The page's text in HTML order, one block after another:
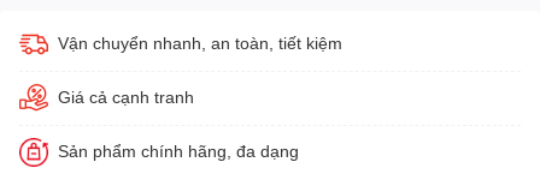
Vận chuyển nhanh, an toàn, tiết kiệm
Giá cả cạnh tranh
Sản phẩm chính hãng, đa dạng